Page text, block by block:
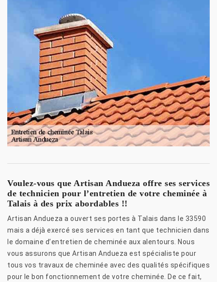
Voulez-vous que Artisan Andueza offre ses services
de technicien pour l’entretien de votre cheminée à
Talais à des prix abordables !!
Artisan Andueza a ouvert ses portes à Talais dans le 33590
mais a déjà exercé ses services en tant que technicien dans
le domaine d’entretien de cheminée aux alentours. Nous
vous assurons que Artisan Andueza est spécialiste pour
tous vos travaux de cheminée avec des qualités spécifiques
pour le bon fonctionnement de votre cheminée. De ce fait,